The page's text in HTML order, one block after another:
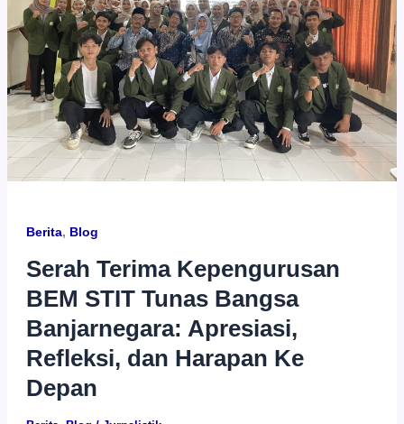
Berita, Blog
Serah Terima Kepengurusan
BEM STIT Tunas Bangsa
Banjarnegara: Apresiasi,
Refleksi, dan Harapan Ke
Depan